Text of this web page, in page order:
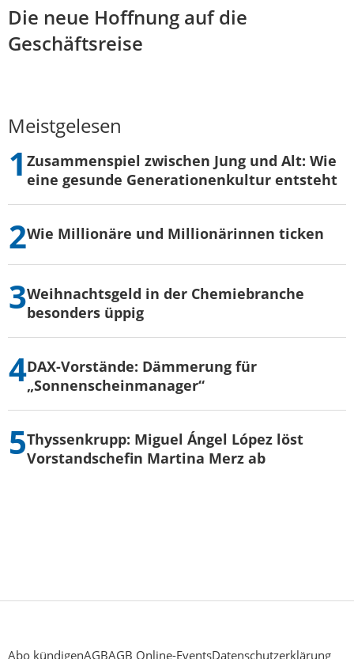
Die neue Hoffnung auf die
Geschäftsreise
Meistgelesen
Zusammenspiel zwischen Jung und Alt: Wie
eine gesunde Generationenkultur entsteht
Wie Millionäre und Millionärinnen ticken
Weihnachtsgeld in der Chemiebranche
besonders üppig
DAX-Vorstände: Dämmerung für
„Sonnenscheinmanager“
Thyssenkrupp: Miguel Ángel López löst
Vorstandschefin Martina Merz ab
Abo kündigenAGBAGB Online-EventsDatenschutzerklärung